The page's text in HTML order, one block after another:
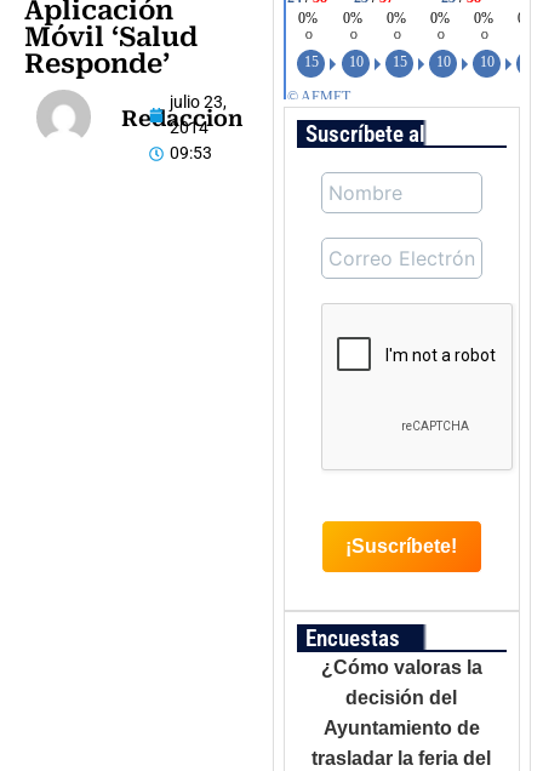
Aplicación
Móvil ‘Salud
Responde’
Redaccion
julio 23,
2014
09:53
Suscríbete al boletín
Encuestas
¿Cómo valoras la
decisión del
Ayuntamiento de
trasladar la feria del